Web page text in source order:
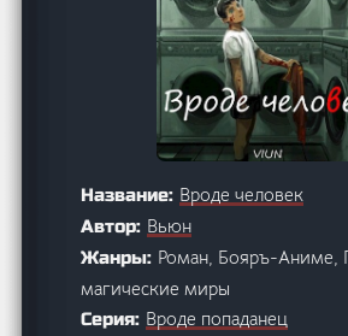
Название: Вроде человек
Автор: Вьюн
Жанры: Роман, Бояръ-Аниме,
магические миры
Серия: Вроде попаданец